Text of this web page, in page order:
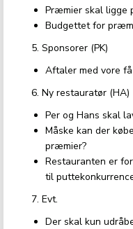
Præmier skal ligge
Budgettet for
5. Sponsorer (PK)
Aftaler med vore
6. Ny restauratør (HA)
Per og Hans skal
Måske kan der
præmier?
Restauranten er
til
7. Evt.
Der skal kun